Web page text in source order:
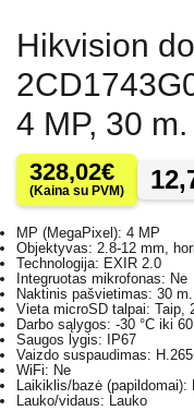
Hikvision
4 MP, 30
328,02€
(Kaina su PVM)
MP (MegaPixel): 4 MP
Objektyvas: 2.8-12 mm,
Technologija: EXIR 2.0
Integruotas mikrofonas: Ne
Naktinis pašvietimas: 30
Vieta microSD talpai: Taip,
Darbo sąlygos: -30 °C iki 60
Saugos lygis: IP67
Vaizdo suspaudimas:
WiFi: Ne
Laikiklis/bazė (papildomai):
Lauko/vidaus: Lauko